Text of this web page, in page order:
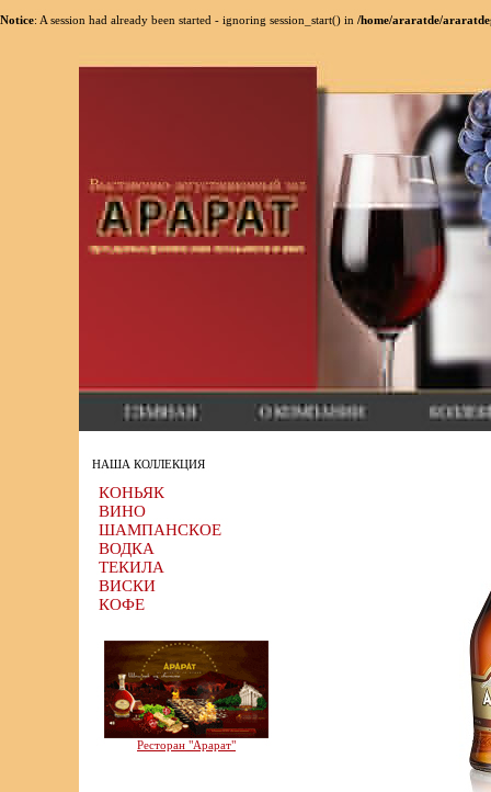
Notice: A session had already been started - ignoring session_start() in /home/araratde/
НАША КОЛЛЕКЦИЯ
КОНЬЯК
ВИНО
ШАМПАНСКОЕ
ВОДКА
ТЕКИЛА
ВИСКИ
КОФЕ
Ресторан "Арарат"